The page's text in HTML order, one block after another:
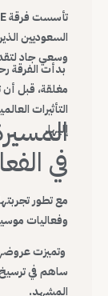
السعوديين
وسعي جاد
بدأت الفرقة
مغلقة، قبل أن
التأثيرات
إليها.
في
وفعاليات
وتميزت
ساهم في
المشهد.